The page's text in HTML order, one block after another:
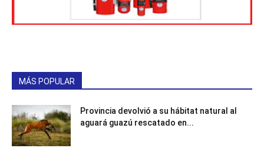
MÁS POPULAR
Provincia devolvió a su hábitat natural al
aguará guazú rescatado en...